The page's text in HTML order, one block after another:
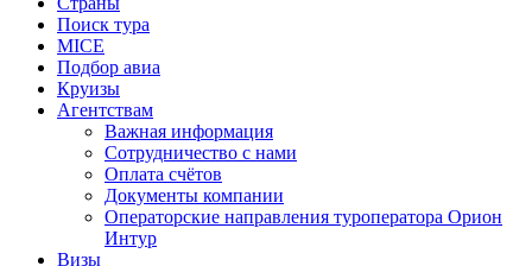
Поиск тура
MICE
Подбор авиа
Круизы
Агентствам
Важная информация
Сотрудничество с нами
Оплата счётов
Документы компании
Операторские направления туроператора Орион
Интур
Визы